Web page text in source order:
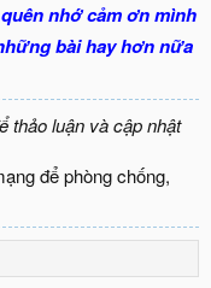
nhớ cảm ơn mình
bài hay hơn nữa
thảo luận và cập nhật
để phòng chống,